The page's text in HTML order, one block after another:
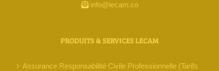
info@lecam.co
PRODUITS & SERVICES LECAM
Assurance Responsabilité Civile Professionnelle (Tarifs